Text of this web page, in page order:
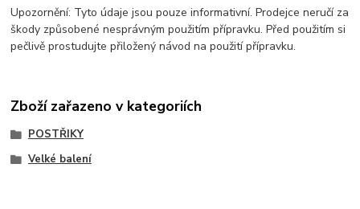
Upozornění: Tyto údaje jsou pouze informativní. Prodejce neručí za
škody způsobené nesprávným použitím přípravku. Před použitím si
pečlivě prostudujte přiložený návod na použití přípravku.
Zboží zařazeno v kategoriích
POSTŘIKY
Velké balení